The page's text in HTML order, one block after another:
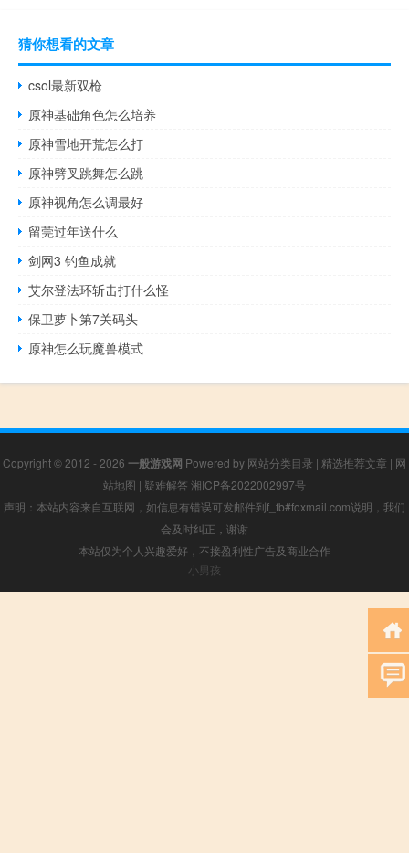
猜你想看的文章
csol最新双枪
原神基础角色怎么培养
原神雪地开荒怎么打
原神劈叉跳舞怎么跳
原神视角怎么调最好
留莞过年送什么
剑网3 钓鱼成就
艾尔登法环斩击打什么怪
保卫萝卜第7关码头
原神怎么玩魔兽模式
Copyright © 2012 - 2026 一般游戏网 Powered by 网站分类目录 | 精选推荐文章 | 网
站地图 | 疑难解答 湘ICP备2022002997号
声明：本站内容来自互联网，如信息有错误可发邮件到f_fb#foxmail.com说明，我们
会及时纠正，谢谢
本站仅为个人兴趣爱好，不接盈利性广告及商业合作
小男孩